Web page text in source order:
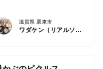
滋賀県 栗東市
ワダケン（リアルソイルハウス）